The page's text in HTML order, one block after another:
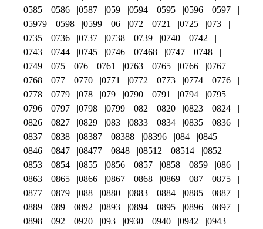
0585
0586 0587 059 0594 0595 0596
0597
05979
0598 0599 06 072 0721 0725
073
0735
0736 0737 0738 0739 0740
0742
0743
0744 0745 0746 07468 0747
0748
0749
075 076 0761 0763 0765 0766
0767
0768
077 0770 0771 0772 0773 0774
0776
0778
0779 078 079 0790 0791 0794
0795
0796
0797 0798 0799 082 0820 0823
0824
0826
0827 0829 083 0833 0834 0835
0836
0837
0838 08387 08388 08396 084
0845
0846
0847 08477 0848 08512 08514
0852
0853
0854 0855 0856 0857 0858 0859
086
0863
0865 0866 0867 0868 0869 087
0875
0877
0879 088 0880 0883 0884 0885
0887
0889
089 0892 0893 0894 0895 0896
0897
0898
092 0920 093 0930 0940 0942
0943